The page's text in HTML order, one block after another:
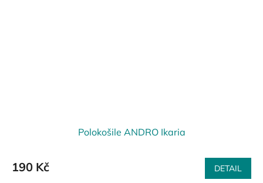
Polokošile ANDRO Ikaria
190 Kč DETAIL